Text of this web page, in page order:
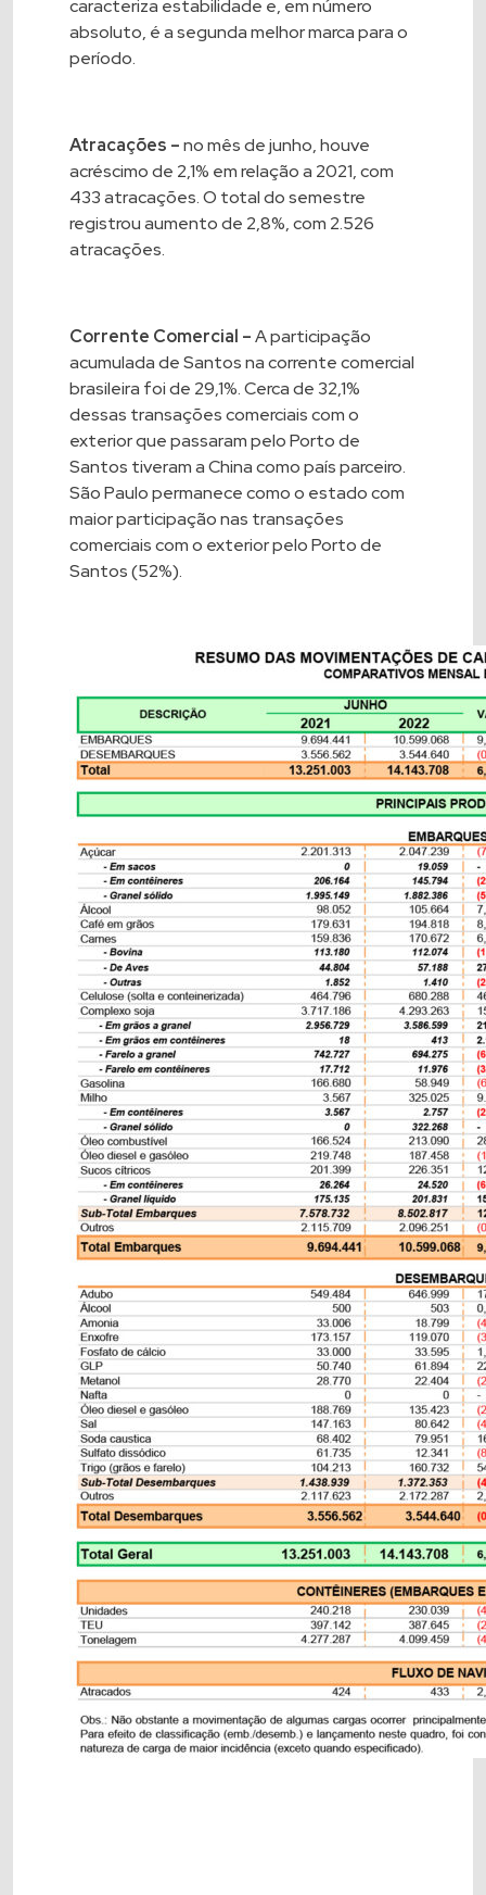
caracteriza estabilidade e, em número
absoluto, é a segunda melhor marca para o
período.
Atracações –no mês de junho, houve
acréscimo de 2,1% em relação a 2021, com
433 atracações. O total do semestre
registrou aumento de 2,8%, com 2.526
atracações.
Corrente Comercial –A participação
acumulada de Santos na corrente comercial
brasileira foi de 29,1%. Cerca de 32,1%
dessas transações comerciais com o
exterior que passaram pelo Porto de
Santos tiveram a China como país parceiro.
São Paulo permanece como o estado com
maior participação nas transações
comerciais com o exterior pelo Porto de
Santos (52%).